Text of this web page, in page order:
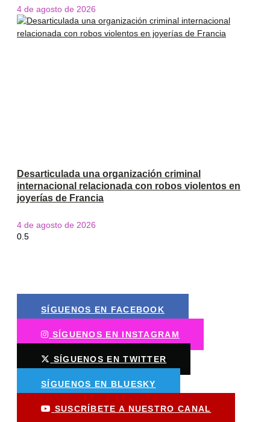
4 de agosto de 2026
Desarticulada una organización criminal
internacional relacionada con robos violentos en
joyerías de Francia
4 de agosto de 2026
SÍGUENOS EN FACEBOOK
SÍGUENOS EN INSTAGRAM
SÍGUENOS EN TWITTER
SÍGUENOS EN BLUESKY
SUSCRÍBETE A NUESTRO CANAL